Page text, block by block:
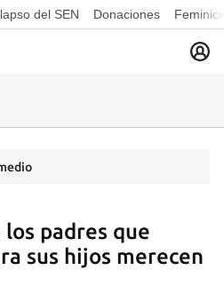
del SEN Donaciones
los padres que
sus hijos merecen